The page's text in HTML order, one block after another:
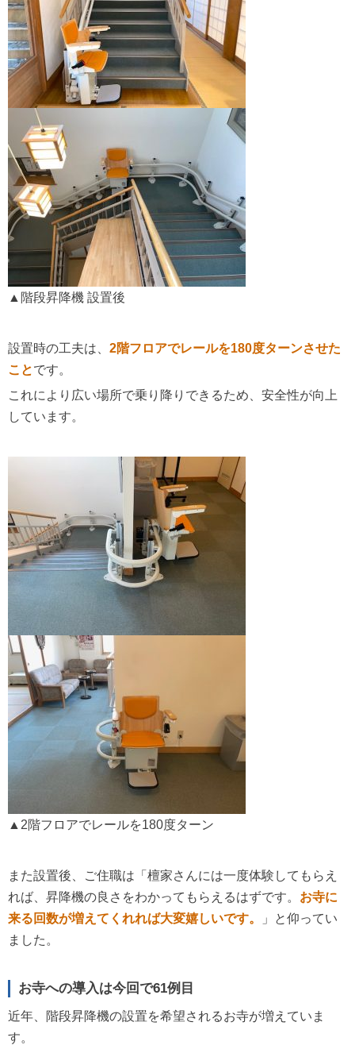
▲階段昇降機 設置後
設置時の工夫は、 2階フロアでレールを180度ターンさせた
ことです。
これにより広い場所で乗り降りできるため、安全性が向上
しています。
▲2階フロアでレールを180度ターン
また設置後、ご住職は「檀家さんには一度体験してもらえ
れば、昇降機の良さをわかってもらえるはずです。 お寺に
来る回数が増えてくれれば大変嬉しいです。
」と仰ってい
ました。
お寺への導入は今回で61例目
近年、階段昇降機の設置を希望されるお寺が増えていま
す。